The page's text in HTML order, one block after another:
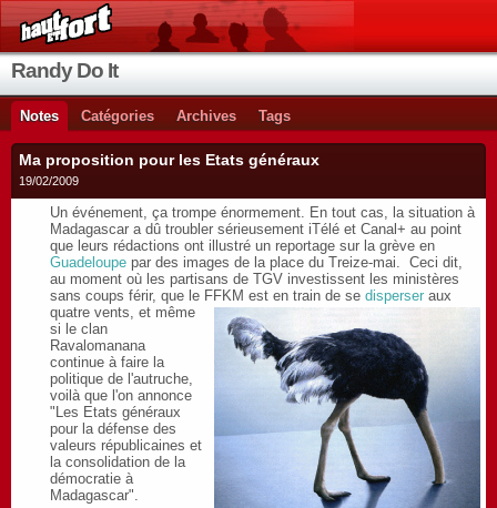
Randy Do It
Notes Catégories Archives Tags
Ma proposition pour les Etats généraux
19/02/2009
Un événement, ça trompe énormement. En tout cas, la situation à
Madagascar a dû troubler sérieusement iTélé et Canal+ au point
que leurs rédactions ont illustré un reportage sur la grève en
Guadeloupe par des images de la place du Treize-mai. Ceci dit,
au moment où les partisans de TGV investissent les ministères
sans coups férir, que le FFKM est en train de se disperser aux
quatre vents, et même
si le clan
Ravalomanana
continue à faire la
politique de l'autruche,
voilà que l'on annonce
"Les Etats généraux
pour la défense des
valeurs républicaines et
la consolidation de la
démocratie à
Madagascar".